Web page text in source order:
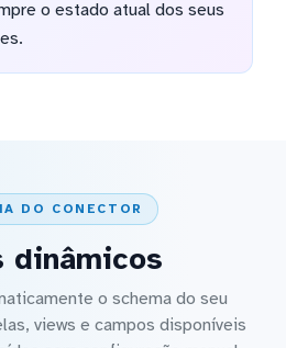
o estado atual dos seus
DO CONECTOR
dinâmicos
o schema do seu
views e campos disponíveis